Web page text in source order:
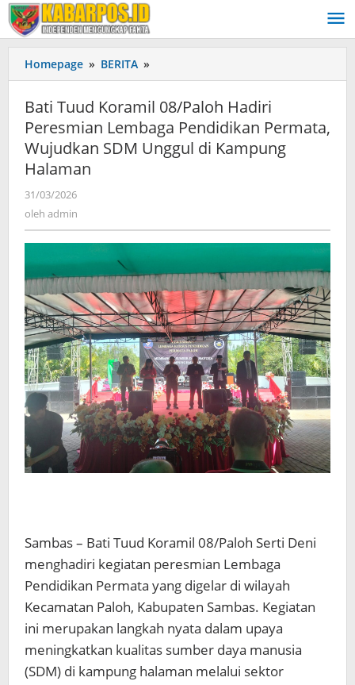
Lewati
ke
konten
Homepage » BERITA »
Tuud
Koramil
08/Paloh
Hadiri
Peresmian
SDM
Unggul
Kampung
Halaman
Bati Tuud Koramil 08/Paloh Hadiri
Peresmian Lembaga Pendidikan Permata,
Wujudkan SDM Unggul di Kampung
Halaman
31/03/2026
oleh admin
Sambas – Bati Tuud Koramil 08/Paloh Serti Deni
menghadiri kegiatan peresmian Lembaga
Pendidikan Permata yang digelar di wilayah
Kecamatan Paloh, Kabupaten Sambas. Kegiatan
ini merupakan langkah nyata dalam upaya
meningkatkan kualitas sumber daya manusia
(SDM) di kampung halaman melalui sektor